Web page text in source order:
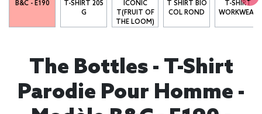
B&C - E190
T-SHIRT 205
G
ICONIC
T(FRUIT OF
THE LOOM)
T SHIRT BIO
COL ROND
T-SHIRT
WORKWEAR
The Bottles - T-Shirt
Parodie Pour Homme -